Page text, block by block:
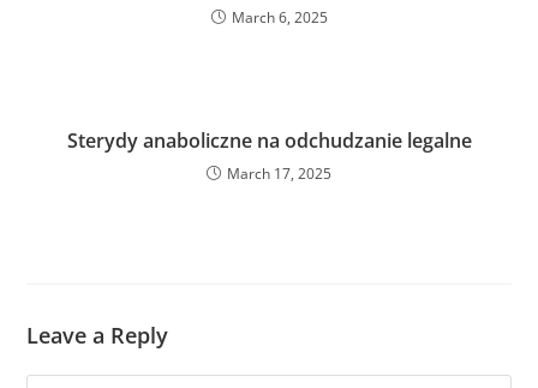
March 6, 2025
Sterydy anaboliczne na odchudzanie legalne
March 17, 2025
Leave a Reply